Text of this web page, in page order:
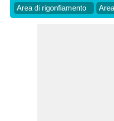
Area di rigonfiamento